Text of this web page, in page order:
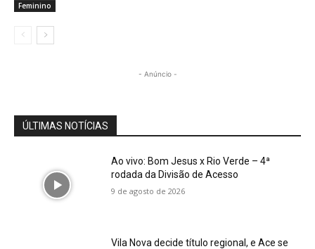
Feminino
- Anúncio -
ÚLTIMAS NOTÍCIAS
Ao vivo: Bom Jesus x Rio Verde – 4ª
rodada da Divisão de Acesso
9 de agosto de 2026
Vila Nova decide título regional, e Ace se